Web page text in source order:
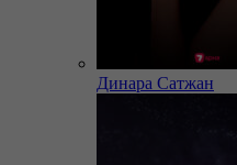
Динара Сатжан